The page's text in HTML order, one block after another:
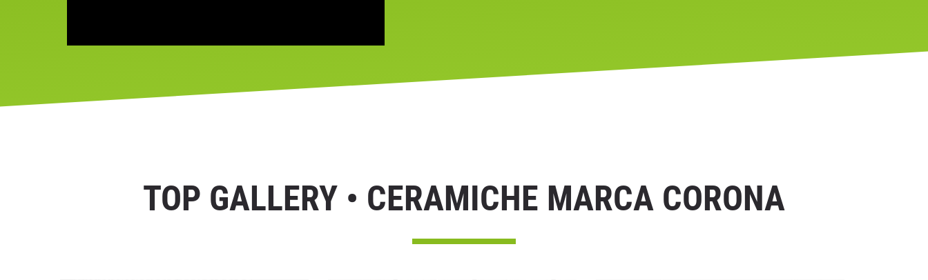
TOP GALLERY • CERAMICHE MARCA CORONA